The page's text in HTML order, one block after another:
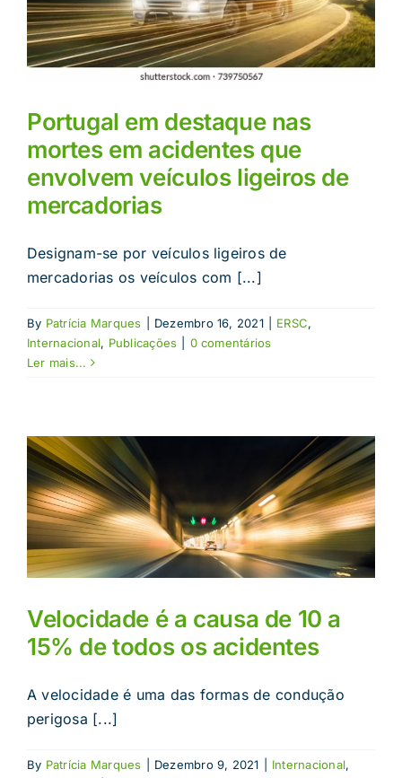
Portugal em destaque nas
mortes em acidentes que
envolvem veículos ligeiros de
mercadorias
Designam-se por veículos ligeiros de
mercadorias os veículos com [...]
By Patrícia Marques Dezembro 16, 2021 ERSC,
Internacional, Publicações
0 comentários
Ler mais...
Velocidade é a causa de 10 a
15% de todos os acidentes
A velocidade é uma das formas de condução
perigosa [...]
By Patrícia Marques Dezembro 9, 2021 Internacional,